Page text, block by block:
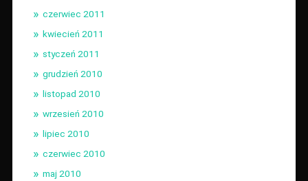
czerwiec 2011
kwiecień 2011
styczeń 2011
grudzień 2010
listopad 2010
wrzesień 2010
lipiec 2010
czerwiec 2010
maj 2010